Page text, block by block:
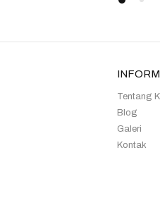
Tentang
Blog
Galeri
Kontak